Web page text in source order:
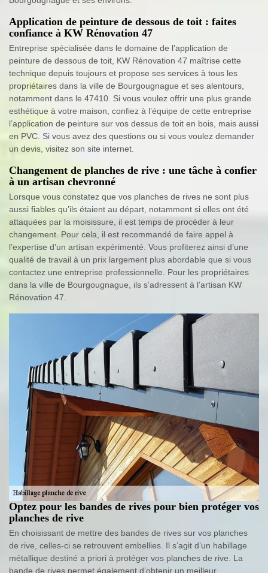
Application de peinture de dessous de toit : faites
confiance à KW Rénovation 47
Entreprise spécialisée dans le domaine de l’application de
peinture de dessous de toit, KW Rénovation 47 maîtrise cette
technique depuis toujours et propose ses services à tous les
propriétaires dans la ville de Bourgougnague et ses alentours,
notamment dans le 47410. Si vous voulez offrir une plus grande
esthétique à votre maison, confiez à l’équipe de cette entreprise
l’application de peinture sur vos dessus de toit en bois, mais aussi
en PVC. Si vous avez des questions ou si vous voulez demander
un devis, visitez son site internet.
Changement de planches de rive : une tâche à confier
à un artisan chevronné
Lorsque vous constatez que vos planches de rives ne sont plus
aussi fiables qu’ils étaient au départ, notamment si elles ont été
attaquées par la moisissure, il est temps de procéder à leur
changement. Pour cela, il est recommandé de faire appel à
l’expertise d’un artisan expérimenté. Vous profiterez ainsi d’une
qualité de travail à un prix largement plus abordable que si vous
contactez une entreprise professionnelle. Pour les propriétaires
dans la ville de Bourgougnague, ils s’adressent à l’artisan KW
Rénovation 47.
Optez pour les bandes de rives pour bien protéger vos
planches de rive
En choisissant de mettre des bandes de rives sur vos planches
de rive, celles-ci se retrouvent embellies. Il s’agit d’un habillage
métallique destiné a priori à protéger vos planches de rive. La
bande de rives permet également d’obtenir un meilleur